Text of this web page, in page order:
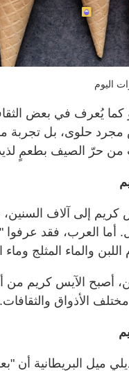
اليوم
كما يُعرف في بعض
مجرد حلوى، بل تجربة
من حرّ الصيف بطعمٍ
كريم إلى آلاف
أما العرب، فقد
والماء المثلج وماء
أصبح الآيس كريم من
الأذواق والثقافات.
ميل البريطانية أن